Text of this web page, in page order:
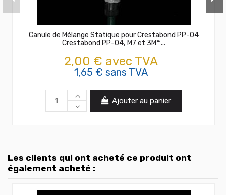
Canule de Mélange Statique pour Crestabond PP-04
Crestabond PP-04, M7 et 3M™...
2,00 € avec TVA
1,65 € sans TVA
Ajouter au panier
Les clients qui ont acheté ce produit ont
également acheté :